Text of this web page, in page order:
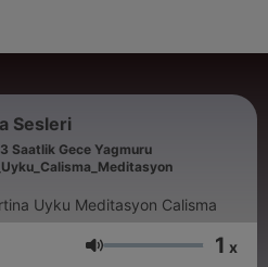
Sesleri
Saatlik Gece Yagmuru
Doga Firtina Uyku Meditasyon Calisma
Volume 1 x